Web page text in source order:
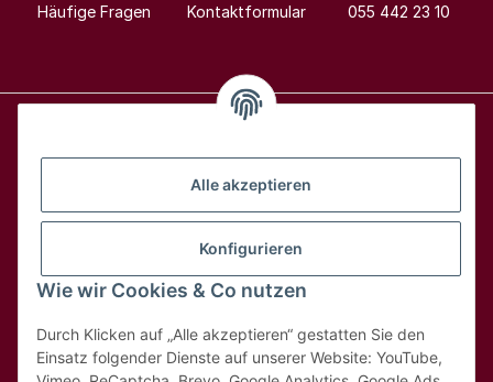
Alle akzeptieren
Konfigurieren
Wie wir Cookies & Co nutzen
Durch Klicken auf „Alle akzeptieren“ gestatten Sie den
Einsatz folgender Dienste auf unserer Website: YouTube,
Häufige Fragen Kontaktformular 055 442 23 10
Hilfe & Kontakt
Rechtliches